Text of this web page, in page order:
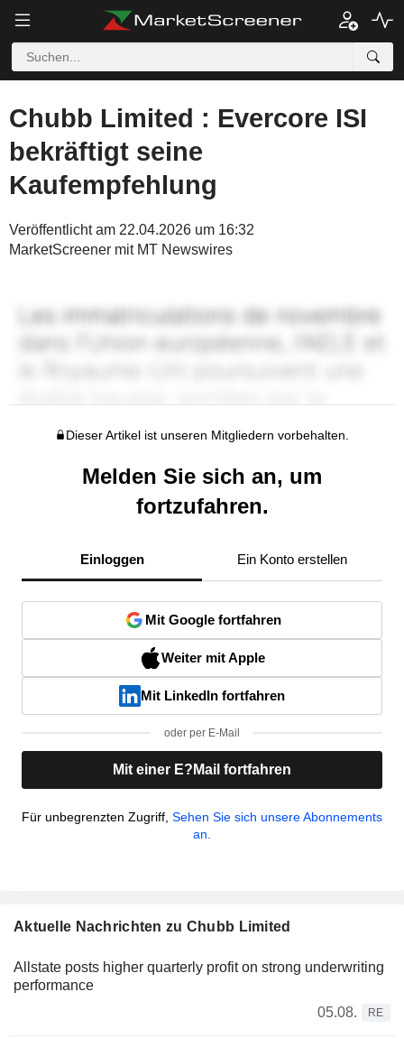
Chubb Limited : Evercore ISI
bekräftigt seine
Kaufempfehlung
Veröffentlicht am 22.04.2026 um 16:32
MarketScreener mit MT Newswires
Dieser Artikel ist unseren Mitgliedern vorbehalten.
Melden Sie sich an, um
fortzufahren.
Einloggen Ein Konto erstellen
Mit Google fortfahren
Weiter mit Apple
Mit LinkedIn fortfahren
oder per E-Mail
Mit einer E?Mail fortfahren
Für unbegrenzten Zugriff, Sehen Sie sich unsere Abonnements
an.
Aktuelle Nachrichten zu Chubb Limited
Allstate posts higher quarterly profit on strong underwriting
performance
05.08.
RE